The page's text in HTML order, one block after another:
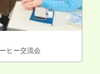
ヒー交流会